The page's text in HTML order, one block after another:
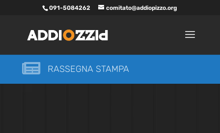
091-5084262 comitato@addiopizzo.org
 RASSEGNA STAMPA